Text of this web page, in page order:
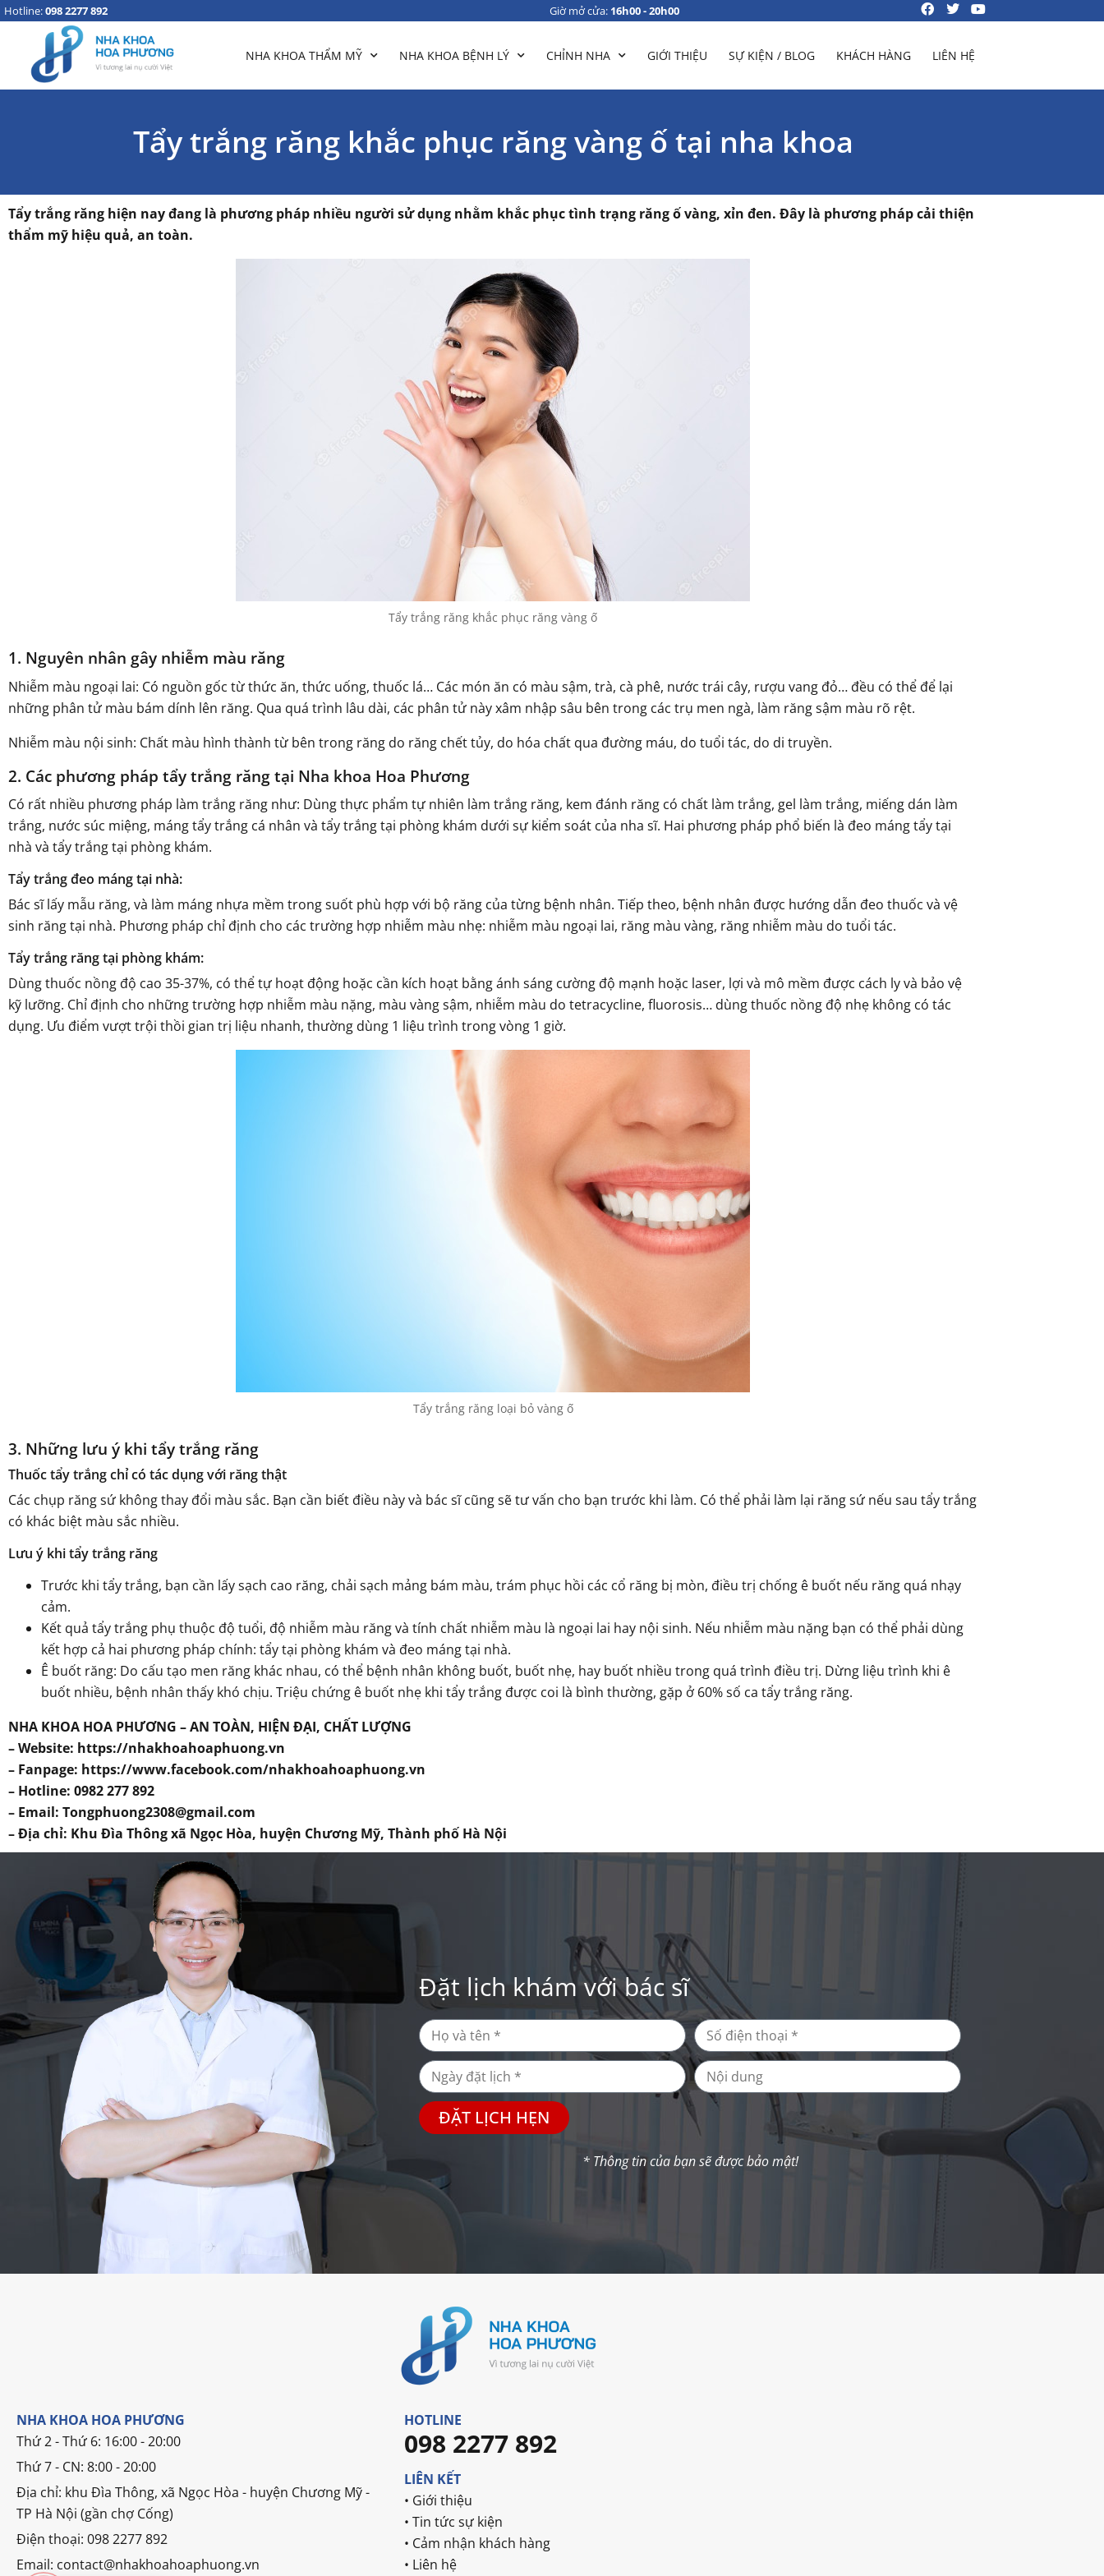
Hotline:098 2277 892 Giờ mở cửa: 16h00 - 20h00
NHA KHOA THẨM MỸ NHA KHOA BỆNH LÝ CHỈNH NHA GIỚI THIỆU SỰ KIỆN / BLOG KHÁCH HÀNG LIÊN HỆ
Tẩy trắng răng khắc phục răng vàng ố tại nha khoa
Tẩy trắng răng hiện nay đang là phương pháp nhiều người sử dụng nhằm khắc phục tình trạng răng ố vàng, xỉn đen. Đây là phương pháp cải thiện
thẩm mỹ hiệu quả, an toàn.
Tẩy trắng răng khắc phục răng vàng ố
1. Nguyên nhân gây nhiễm màu răng
Nhiễm màu ngoại lai: Có nguồn gốc từ thức ăn, thức uống, thuốc lá… Các món ăn có màu sậm, trà, cà phê, nước trái cây, rượu vang đỏ… đều có thể để lại
những phân tử màu bám dính lên răng. Qua quá trình lâu dài, các phân tử này xâm nhập sâu bên trong các trụ men ngà, làm răng sậm màu rõ rệt.
Nhiễm màu nội sinh: Chất màu hình thành từ bên trong răng do răng chết tủy, do hóa chất qua đường máu, do tuổi tác, do di truyền.
2. Các phương pháp tẩy trắng răng tại Nha khoa Hoa Phương
Có rất nhiều phương pháp làm trắng răng như: Dùng thực phẩm tự nhiên làm trắng răng, kem đánh răng có chất làm trắng, gel làm trắng, miếng dán làm
trắng, nước súc miệng, máng tẩy trắng cá nhân và tẩy trắng tại phòng khám dưới sự kiểm soát của nha sĩ. Hai phương pháp phổ biến là đeo máng tẩy tại
nhà và tẩy trắng tại phòng khám.
Tẩy trắng đeo máng tại nhà:
Bác sĩ lấy mẫu răng, và làm máng nhựa mềm trong suốt phù hợp với bộ răng của từng bệnh nhân. Tiếp theo, bệnh nhân được hướng dẫn đeo thuốc và vệ
sinh răng tại nhà. Phương pháp chỉ định cho các trường hợp nhiễm màu nhẹ: nhiễm màu ngoại lai, răng màu vàng, răng nhiễm màu do tuổi tác.
Tẩy trắng răng tại phòng khám:
Dùng thuốc nồng độ cao 35-37%, có thể tự hoạt động hoặc cần kích hoạt bằng ánh sáng cường độ mạnh hoặc laser, lợi và mô mềm được cách ly và bảo vệ
kỹ lưỡng. Chỉ định cho những trường hợp nhiễm màu nặng, màu vàng sậm, nhiễm màu do tetracycline, fluorosis… dùng thuốc nồng độ nhẹ không có tác
dụng. Ưu điểm vượt trội thồi gian trị liệu nhanh, thường dùng 1 liệu trình trong vòng 1 giờ.
Tẩy trắng răng loại bỏ vàng ố
3. Những lưu ý khi tẩy trắng răng
Thuốc tẩy trắng chỉ có tác dụng với răng thật
Các chụp răng sứ không thay đổi màu sắc. Bạn cần biết điều này và bác sĩ cũng sẽ tư vấn cho bạn trước khi làm. Có thể phải làm lại răng sứ nếu sau tẩy trắng
có khác biệt màu sắc nhiều.
Lưu ý khi tẩy trắng răng
Trước khi tẩy trắng, bạn cần lấy sạch cao răng, chải sạch mảng bám màu, trám phục hồi các cổ răng bị mòn, điều trị chống ê buốt nếu răng quá nhạy
cảm.
Kết quả tẩy trắng phụ thuộc độ tuổi, độ nhiễm màu răng và tính chất nhiễm màu là ngoại lai hay nội sinh. Nếu nhiễm màu nặng bạn có thể phải dùng
kết hợp cả hai phương pháp chính: tẩy tại phòng khám và đeo máng tại nhà.
Ê buốt răng: Do cấu tạo men răng khác nhau, có thể bệnh nhân không buốt, buốt nhẹ, hay buốt nhiều trong quá trình điều trị. Dừng liệu trình khi ê
buốt nhiều, bệnh nhân thấy khó chịu. Triệu chứng ê buốt nhẹ khi tẩy trắng được coi là bình thường, gặp ở 60% số ca tẩy trắng răng.
NHA KHOA HOA PHƯƠNG – AN TOÀN, HIỆN ĐẠI, CHẤT LƯỢNG
– Website: https://nhakhoahoaphuong.vn
– Fanpage: https://www.facebook.com/nhakhoahoaphuong.vn
– Hotline: 0982 277 892
– Email: Tongphuong2308@gmail.com
– Địa chỉ: Khu Đìa Thông xã Ngọc Hòa, huyện Chương Mỹ, Thành phố Hà Nội
Đặt lịch khám với bác sĩ
ĐẶT LỊCH HẸN
* Thông tin của bạn sẽ được bảo mật!
NHA KHOA HOA PHƯƠNG
Thứ 2 - Thứ 6: 16:00 - 20:00
Thứ 7 - CN: 8:00 - 20:00
Địa chỉ: khu Đìa Thông, xã Ngọc Hòa - huyện Chương Mỹ -
TP Hà Nội (gần chợ Cống)
Điện thoại: 098 2277 892
Email: contact@nhakhoahoaphuong.vn
HOTLINE
098 2277 892
LIÊN KẾT
• Giới thiệu
• Tin tức sự kiện
• Cảm nhận khách hàng
• Liên hệ